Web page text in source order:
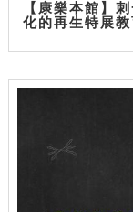
【康樂本館】
化的再生特展